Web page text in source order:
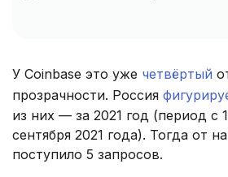
У Coinbase это уже четвёртый
прозрачности. Россия
из них — за 2021 год (период с
сентября 2021 года). Тогда от
поступило 5 запросов.